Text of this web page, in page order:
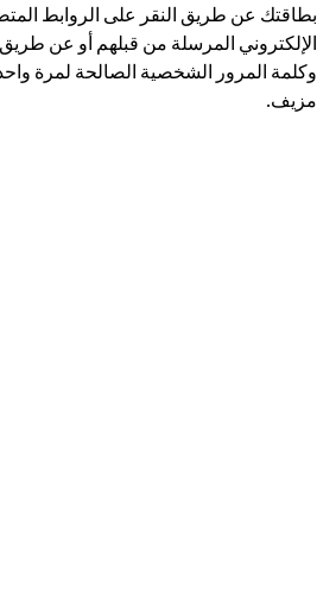
بطاقتك عن طريق النقر على الروابط
الإلكتروني المرسلة من قبلهم أو عن
وكلمة المرور الشخصية الصالحة لمرة
مزيف.